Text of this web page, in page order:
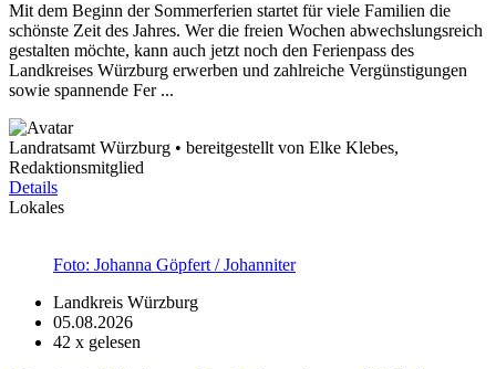
Mit dem Beginn der Sommerferien startet für viele Familien die
schönste Zeit des Jahres. Wer die freien Wochen abwechslungsreich
gestalten möchte, kann auch jetzt noch den Ferienpass des
Landkreises Würzburg erwerben und zahlreiche Vergünstigungen
sowie spannende Fer ...
Landratsamt Würzburg • bereitgestellt von Elke Klebes,
Redaktionsmitglied
Details
Lokales
Foto: Johanna Göpfert / Johanniter
Landkreis Würzburg
05.08.2026
42 x gelesen